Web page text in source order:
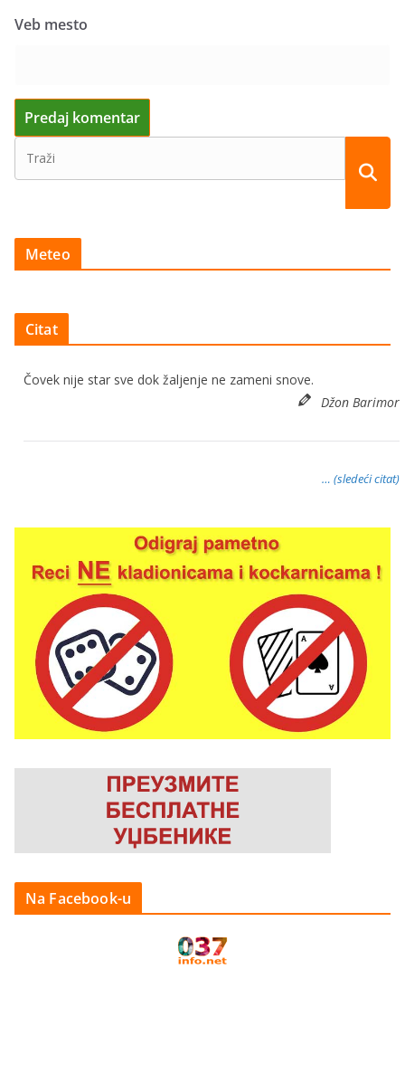
Veb mesto
Meteo
Citat
Čovek nije star sve dok žaljenje ne zameni snove.
Džon Barimor
… (sledeći citat)
Na Facebook-u